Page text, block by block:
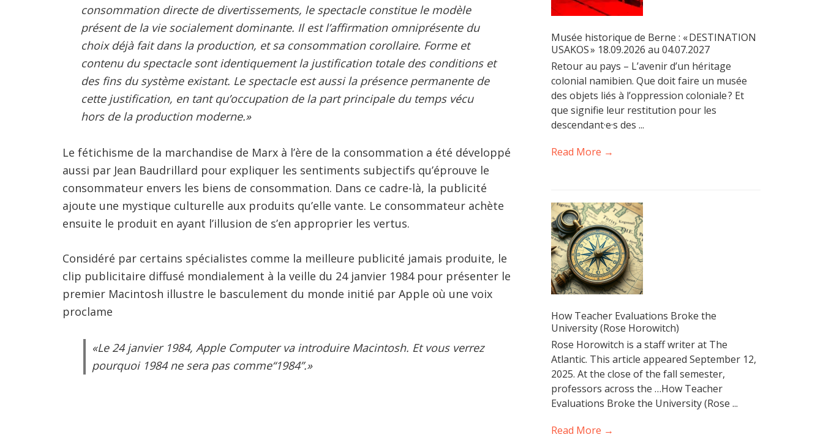
consommation directe de divertissements, le spectacle constitue le modèle
présent de la vie socialement dominante. Il est l’affirmation omniprésente du
choix déjà fait dans la production, et sa consommation corollaire. Forme et
contenu du spectacle sont identiquement la justification totale des conditions et
des fins du système existant. Le spectacle est aussi la présence permanente de
cette justification, en tant qu’occupation de la part principale du temps vécu
hors de la production moderne.»
Le fétichisme de la marchandise de Marx à l’ère de la consommation a été développé
aussi par Jean Baudrillard pour expliquer les sentiments subjectifs qu’éprouve le
consommateur envers les biens de consommation. Dans ce cadre-là, la publicité
ajoute une mystique culturelle aux produits qu’elle vante. Le consommateur achète
ensuite le produit en ayant l’illusion de s’en approprier les vertus.
Considéré par certains spécialistes comme la meilleure publicité jamais produite, le
clip publicitaire diffusé mondialement à la veille du 24 janvier 1984 pour présenter le
premier Macintosh illustre le basculement du monde initié par Apple où une voix
proclame
«Le 24 janvier 1984, Apple Computer va introduire Macintosh. Et vous verrez
pourquoi 1984 ne sera pas comme“1984”.»
Musée historique de Berne : « DESTINATION
USAKOS » 18.09.2026 au 04.07.2027
Retour au pays – L’avenir d’un héritage
colonial namibien. Que doit faire un musée
des objets liés à l’oppression coloniale ? Et
que signifie leur restitution pour les
descendant·e·s des ...
Read More →
How Teacher Evaluations Broke the
University (Rose Horowitch)
Rose Horowitch is a staff writer at The
Atlantic. This article appeared September 12,
2025. At the close of the fall semester,
professors across the …How Teacher
Evaluations Broke the University (Rose ...
Read More →